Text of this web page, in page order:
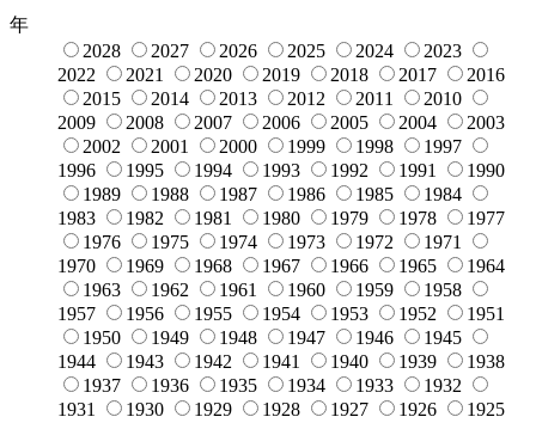
年
2028
2027 2026 2025 2024
2023
2022
2021 2020 2019 2018 2017
2016
2015
2014 2013 2012 2011
2010
2009
2008 2007 2006 2005 2004
2003
2002
2001 2000 1999 1998
1997
1996
1995 1994 1993 1992 1991
1990
1989
1988 1987 1986 1985
1984
1983
1982 1981 1980 1979 1978
1977
1976
1975 1974 1973 1972
1971
1970
1969 1968 1967 1966 1965
1964
1963
1962 1961 1960 1959
1958
1957
1956 1955 1954 1953 1952
1951
1950
1949 1948 1947 1946
1945
1944
1943 1942 1941 1940 1939
1938
1937
1936 1935 1934 1933
1932
1931
1930 1929 1928 1927 1926
1925